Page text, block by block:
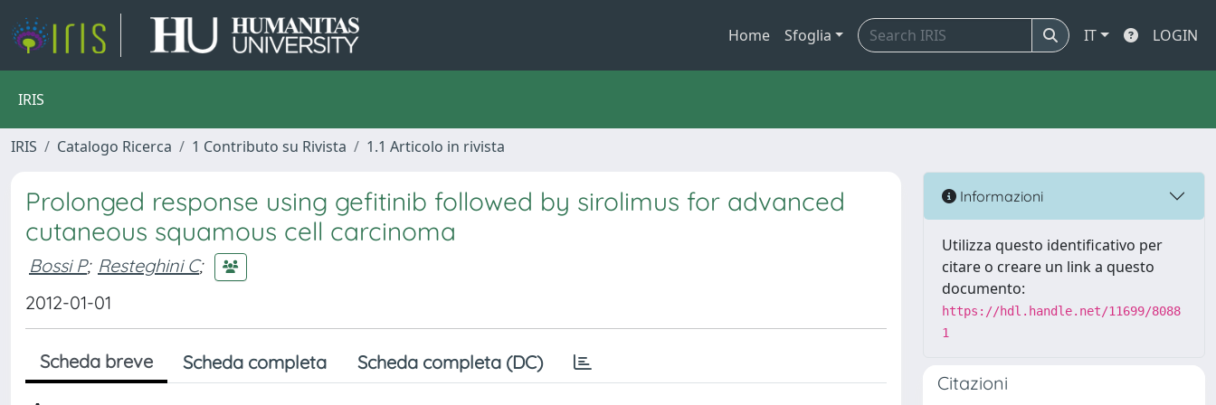
Home Sfoglia IT LOGIN
IRIS
IRIS Catalogo Ricerca 1 Contributo su Rivista 1.1 Articolo in rivista
Prolonged response using gefitinib followed by sirolimus for advanced
cutaneous squamous cell carcinoma
Bossi P; Resteghini C;
2012-01-01
Scheda breve Scheda completa Scheda completa (DC)
Informazioni
Utilizza questo identificativo per
citare o creare un link a questo
documento:
https://hdl.handle.net/11699/8088
1
Citazioni